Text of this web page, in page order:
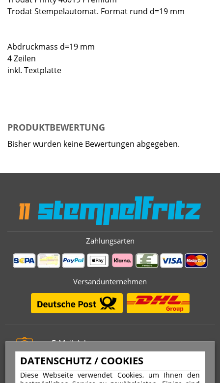
DATENSCHUTZ / COOKIES
Diese Webseite verwendet Cookies, um Ihnen den
Trodat Stempelautomat. Format rund d=19 mm
Abdruckmass d=19 mm
4 Zeilen
inkl. Textplatte
PRODUKTBEWERTUNG
Bisher wurden keine Bewertungen abgegeben.
Zahlungsarten
Versandunternehmen
E-Mail-Adresse
info@stempelfritz.de
Telefon